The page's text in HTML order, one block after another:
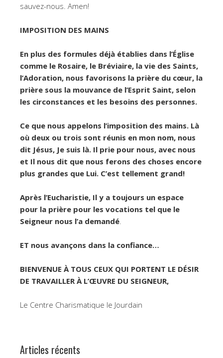
sauvez-nous. Amen!
IMPOSITION DES MAINS
En plus des formules déjà établies dans l’Église
comme le Rosaire, le Bréviaire, la vie des Saints,
l’Adoration, nous favorisons la prière du cœur, la
prière sous la mouvance de l’Esprit Saint, selon
les circonstances et les besoins des personnes.
Ce que nous appelons l’imposition des mains. Là
où deux ou trois sont réunis en mon nom, nous
dit Jésus, Je suis là. Il prie pour nous, avec nous
et Il nous dit que nous ferons des choses encore
plus grandes que Lui. C’est tellement grand!
Après l’Eucharistie, Il y a toujours un espace
pour la prière pour les vocations tel que le
Seigneur nous l’a demandé.
ET nous avançons dans la confiance…
BIENVENUE À TOUS CEUX QUI PORTENT LE DÉSIR
DE TRAVAILLER À L’ŒUVRE DU SEIGNEUR,
Le Centre Charismatique le Jourdain
Articles récents